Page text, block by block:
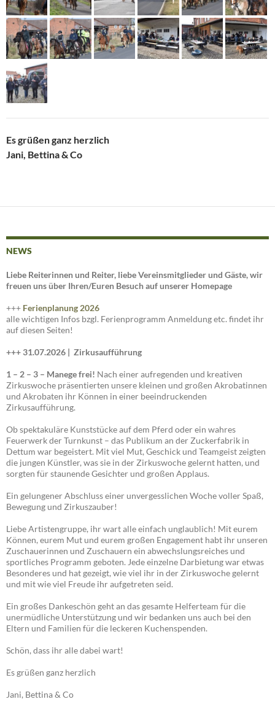
Es grüßen ganz herzlich
Jani, Bettina & Co
NEWS
Liebe Reiterinnen und Reiter, liebe Vereinsmitglieder und Gäste, wir
freuen uns über Ihren/Euren Besuch auf unserer Homepage
+++ Ferienplanung 2026
alle wichtigen Infos bzgl. Ferienprogramm Anmeldung etc. findet ihr
auf diesen Seiten!
+++ 31.07.2026 | Zirkusaufführung
1 – 2 – 3 – Manege frei! Nach einer aufregenden und kreativen
Zirkuswoche präsentierten unsere kleinen und großen Akrobatinnen
und Akrobaten ihr Können in einer beeindruckenden
Zirkusaufführung.
Ob spektakuläre Kunststücke auf dem Pferd oder ein wahres
Feuerwerk der Turnkunst – das Publikum an der Zuckerfabrik in
Dettum war begeistert. Mit viel Mut, Geschick und Teamgeist zeigten
die jungen Künstler, was sie in der Zirkuswoche gelernt hatten, und
sorgten für staunende Gesichter und großen Applaus.
Ein gelungener Abschluss einer unvergesslichen Woche voller Spaß,
Bewegung und Zirkuszauber!
Liebe Artistengruppe, ihr wart alle einfach unglaublich! Mit eurem
Können, eurem Mut und eurem großen Engagement habt ihr unseren
Zuschauerinnen und Zuschauern ein abwechslungsreiches und
sportliches Programm geboten. Jede einzelne Darbietung war etwas
Besonderes und hat gezeigt, wie viel ihr in der Zirkuswoche gelernt
und mit wie viel Freude ihr aufgetreten seid.
Ein großes Dankeschön geht an das gesamte Helferteam für die
unermüdliche Unterstützung und wir bedanken uns auch bei den
Eltern und Familien für die leckeren Kuchenspenden.
Schön, dass ihr alle dabei wart!
Es grüßen ganz herzlich
Jani, Bettina & Co